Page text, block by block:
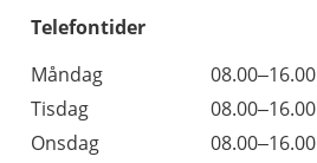
Telefontider
Måndag
08.00–16.00
Tisdag
08.00–16.00
Onsdag
08.00–16.00